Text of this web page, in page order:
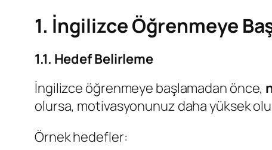
1. İngilizce Öğrenmeye
1.1. Hedef Belirleme
İngilizce öğrenmeye başlamadan önce,
olursa, motivasyonunuz daha yüksek
Örnek hedefler: